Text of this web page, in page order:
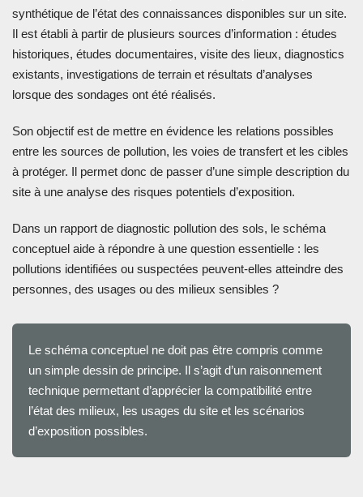
synthétique de l’état des connaissances disponibles sur un site.
Il est établi à partir de plusieurs sources d’information : études
historiques, études documentaires, visite des lieux, diagnostics
existants, investigations de terrain et résultats d’analyses
lorsque des sondages ont été réalisés.
Son objectif est de mettre en évidence les relations possibles
entre les sources de pollution, les voies de transfert et les cibles
à protéger. Il permet donc de passer d’une simple description du
site à une analyse des risques potentiels d’exposition.
Dans un rapport de diagnostic pollution des sols, le schéma
conceptuel aide à répondre à une question essentielle : les
pollutions identifiées ou suspectées peuvent-elles atteindre des
personnes, des usages ou des milieux sensibles ?
Le schéma conceptuel ne doit pas être compris comme
un simple dessin de principe. Il s’agit d’un raisonnement
technique permettant d’apprécier la compatibilité entre
l’état des milieux, les usages du site et les scénarios
d’exposition possibles.